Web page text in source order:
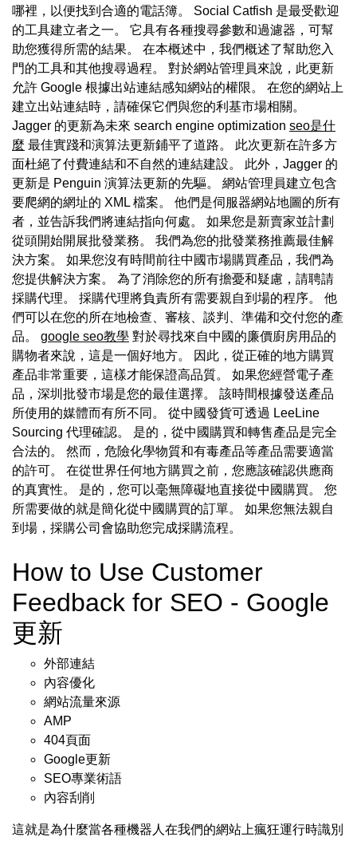
哪裡，以便找到合適的電話簿。 Social Catfish 是最受歡迎
的工具建立者之一。 它具有各種搜尋參數和過濾器，可幫
助您獲得所需的結果。 在本概述中，我們概述了幫助您入
門的工具和其他搜尋過程。 對於網站管理員來說，此更新
允許 Google 根據出站連結感知網站的權限。 在您的網站上
建立出站連結時，請確保它們與您的利基市場相關。
Jagger 的更新為未來 search engine optimization seo是什
麼 最佳實踐和演算法更新鋪平了道路。 此次更新在許多方
面杜絕了付費連結和不自然的連結建設。 此外，Jagger 的
更新是 Penguin 演算法更新的先驅。 網站管理員建立包含
要爬網的網址的 XML 檔案。 他們是伺服器網站地圖的所有
者，並告訴我們將連結指向何處。 如果您是新賣家並計劃
從頭開始開展批發業務。 我們為您的批發業務推薦最佳解
決方案。 如果您沒有時間前往中國市場購買產品，我們為
您提供解決方案。 為了消除您的所有擔憂和疑慮，請聘請
採購代理。 採購代理將負責所有需要親自到場的程序。 他
們可以在您的所在地檢查、審核、談判、準備和交付您的產
品。 google seo教學 對於尋找來自中國的廉價廚房用品的
購物者來說，這是一個好地方。 因此，從正確的地方購買
產品非常重要，這樣才能保證高品質。 如果您經營電子產
品，深圳批發市場是您的最佳選擇。 該時間根據發送產品
所使用的媒體而有所不同。 從中國發貨可透過 LeeLine
Sourcing 代理確認。 是的，從中國購買和轉售產品是完全
合法的。 然而，危險化學物質和有毒產品等產品需要適當
的許可。 在從世界任何地方購買之前，您應該確認供應商
的真實性。 是的，您可以毫無障礙地直接從中國購買。 您
所需要做的就是簡化從中國購買的訂單。 如果您無法親自
到場，採購公司會協助您完成採購流程。
How to Use Customer
Feedback for SEO - Google
更新
外部連結
內容優化
網站流量來源
AMP
404頁面
Google更新
SEO專業術語
內容刮削
這就是為什麼當各種機器人在我們的網站上瘋狂運行時識別